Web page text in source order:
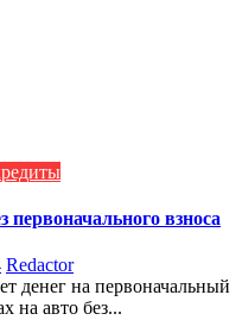
взноса
Redactor
денег на первоначальный
на авто без...